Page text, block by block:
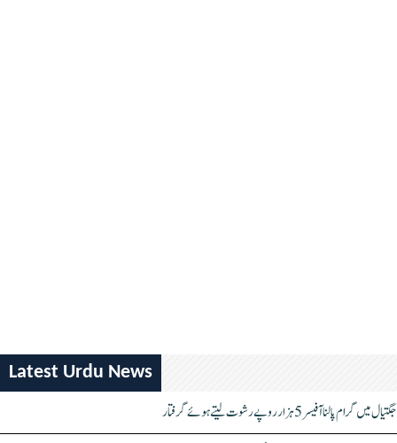
Latest Urdu News
جگتیال میں گرام پالنا آفیسر 5 ہزار روپے رشوت لیتے ہوئے گرفتار